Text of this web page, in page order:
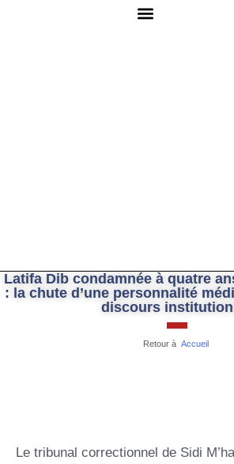
Latifa Dib condamnée à quatre
: la chute d’une personnalité
discours
Retour à Accueil
Le tribunal correctionnel de Sidi